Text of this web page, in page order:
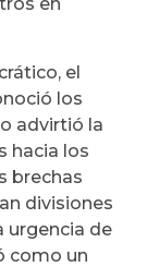
el
los
advirtió la
hacia los
brechas
divisiones
urgencia de
como un